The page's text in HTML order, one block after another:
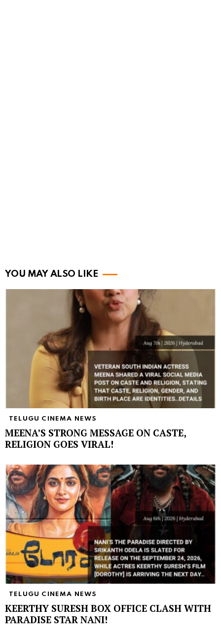
YOU MAY ALSO LIKE
TELUGU CINEMA NEWS
MEENA’S STRONG MESSAGE ON CASTE,
RELIGION GOES VIRAL!
TELUGU CINEMA NEWS
KEERTHY SURESH BOX OFFICE CLASH WITH
PARADISE STAR NANI!